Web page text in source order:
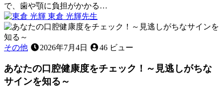
す
頭
痛
の
真
～
見
逃
で、歯や顎に負担がかかる…
東倉 光輝先生
年
月
日
歯
並
び
食
事
の
その他 2026年7月4日 46 ビュー
あなたの口腔健康度をチェック！～見逃しがちな
サインを知る～